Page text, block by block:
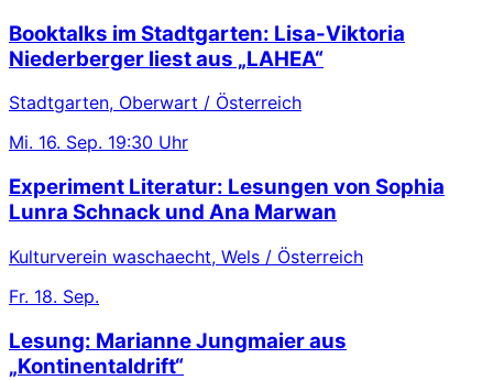
Booktalks im Stadtgarten: Lisa-Viktoria
Niederberger liest aus „LAHEA“
Stadtgarten, Oberwart / Österreich
Mi. 16. Sep. 19:30 Uhr
Experiment Literatur: Lesungen von Sophia
Lunra Schnack und Ana Marwan
Kulturverein waschaecht, Wels / Österreich
Fr. 18. Sep.
Lesung: Marianne Jungmaier aus
„Kontinentaldrift“